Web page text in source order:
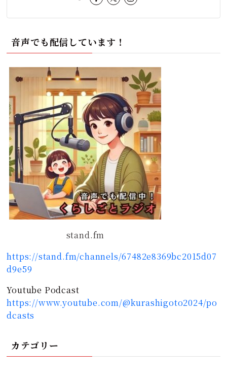
音声でも配信しています！
stand.fm
https://stand.fm/channels/67482e8369bc2015d07
d9e59
Youtube Podcast
https://www.youtube.com/@kurashigoto2024/po
dcasts
カテゴリー